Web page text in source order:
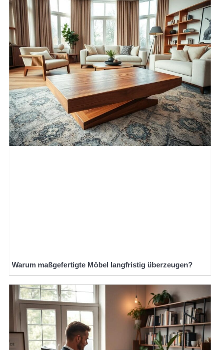
Warum maßgefertigte Möbel langfristig überzeugen?